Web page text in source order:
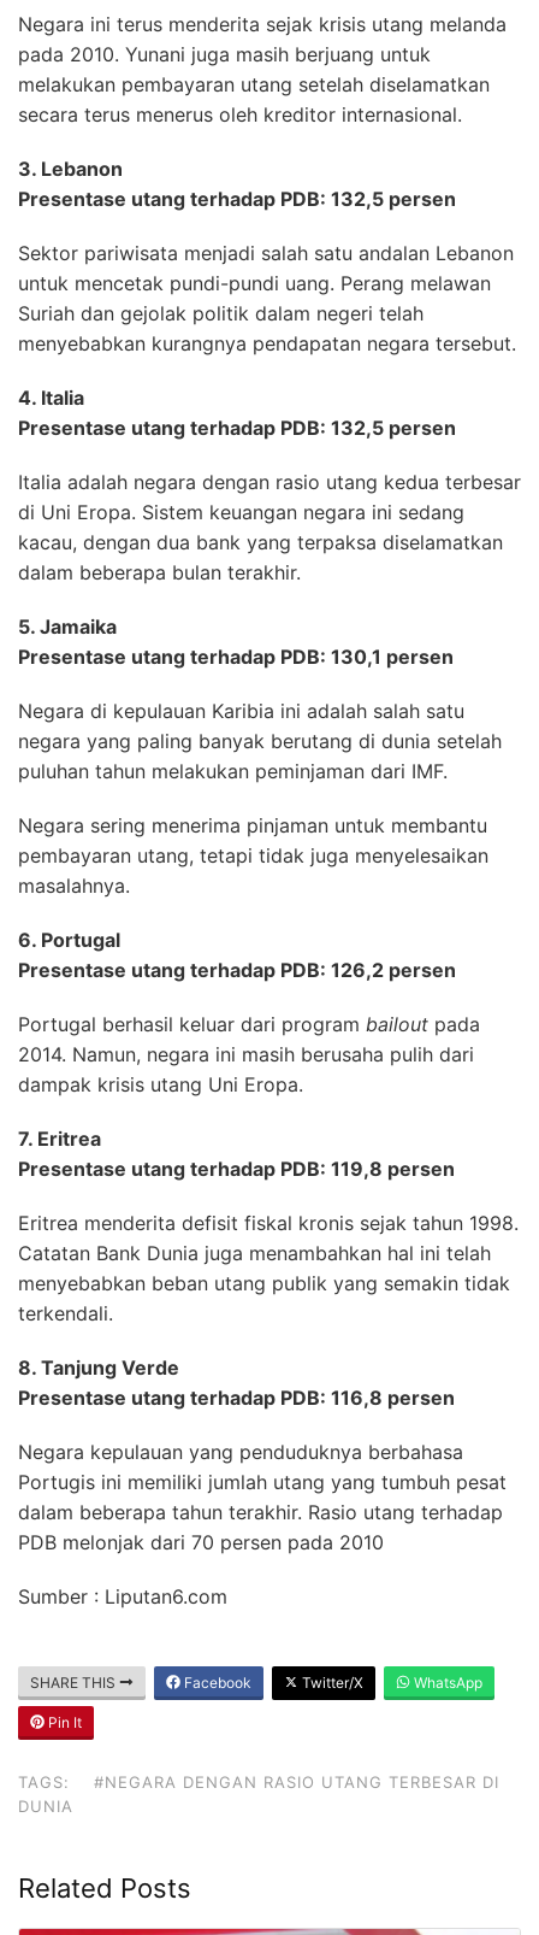
Negara ini terus menderita sejak krisis utang melanda
pada 2010. Yunani juga masih berjuang untuk
melakukan pembayaran utang setelah diselamatkan
secara terus menerus oleh kreditor internasional.
3. Lebanon
Presentase utang terhadap PDB: 132,5 persen
Sektor pariwisata menjadi salah satu andalan Lebanon
untuk mencetak pundi-pundi uang. Perang melawan
Suriah dan gejolak politik dalam negeri telah
menyebabkan kurangnya pendapatan negara tersebut.
4. Italia
Presentase utang terhadap PDB: 132,5 persen
Italia adalah negara dengan rasio utang kedua terbesar
di Uni Eropa. Sistem keuangan negara ini sedang
kacau, dengan dua bank yang terpaksa diselamatkan
dalam beberapa bulan terakhir.
5. Jamaika
Presentase utang terhadap PDB: 130,1 persen
Negara di kepulauan Karibia ini adalah salah satu
negara yang paling banyak berutang di dunia setelah
puluhan tahun melakukan peminjaman dari IMF.
Negara sering menerima pinjaman untuk membantu
pembayaran utang, tetapi tidak juga menyelesaikan
masalahnya.
6. Portugal
Presentase utang terhadap PDB: 126,2 persen
Portugal berhasil keluar dari program bailout pada
2014. Namun, negara ini masih berusaha pulih dari
dampak krisis utang Uni Eropa.
7. Eritrea
Presentase utang terhadap PDB: 119,8 persen
Eritrea menderita defisit fiskal kronis sejak tahun 1998.
Catatan Bank Dunia juga menambahkan hal ini telah
menyebabkan beban utang publik yang semakin tidak
terkendali.
8. Tanjung Verde
Presentase utang terhadap PDB: 116,8 persen
Negara kepulauan yang penduduknya berbahasa
Portugis ini memiliki jumlah utang yang tumbuh pesat
dalam beberapa tahun terakhir. Rasio utang terhadap
PDB melonjak dari 70 persen pada 2010
Sumber : Liputan6.com
SHARE THIS Facebook Twitter/X WhatsApp
Pin It
TAGS:
#NEGARA DENGAN RASIO UTANG TERBESAR DI
DUNIA
Related Posts